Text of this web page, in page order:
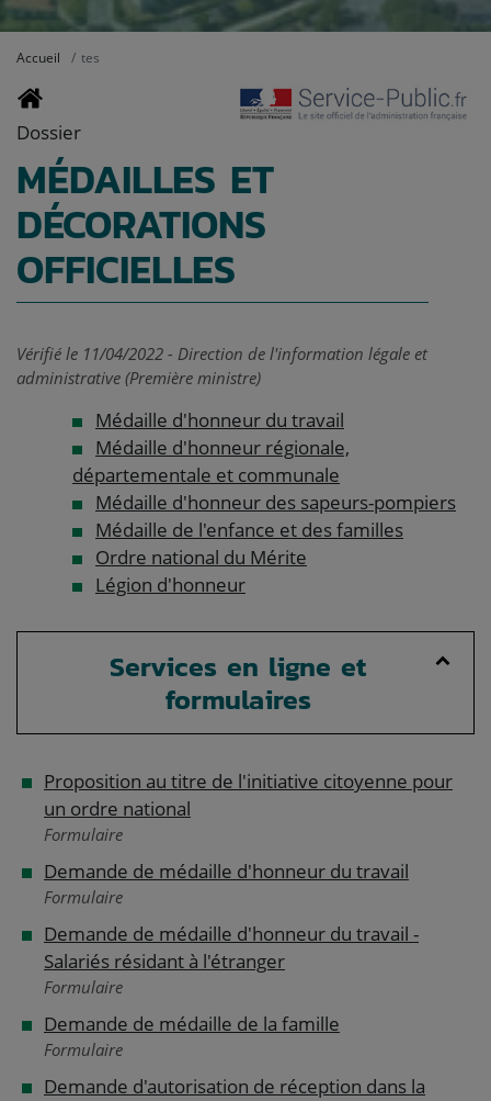
Accueil tes
Dossier
MÉDAILLES ET
DÉCORATIONS
OFFICIELLES
Vérifié le 11/04/2022 - Direction de l'information légale et
administrative (Première ministre)
Médaille d'honneur du travail
Médaille d'honneur régionale,
départementale et communale
Médaille d'honneur des sapeurs-pompiers
Médaille de l'enfance et des familles
Ordre national du Mérite
Légion d'honneur
Services en ligne et
formulaires
Proposition au titre de l'initiative citoyenne pour
un ordre national
Formulaire
Demande de médaille d'honneur du travail
Formulaire
Demande de médaille d'honneur du travail -
Salariés résidant à l'étranger
Formulaire
Demande de médaille de la famille
Formulaire
Demande d'autorisation de réception dans la